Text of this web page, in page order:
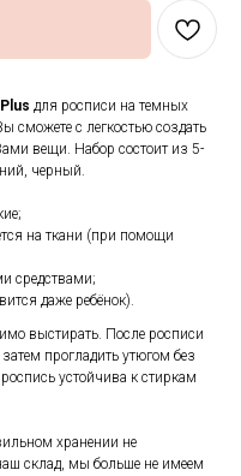
для росписи на темных
сможете с легкостью создать
вещи. Набор состоит из 5-
черный.
на ткани (при помощи
средствами;
даже ребёнок).
выстирать. После росписи
прогладить утюгом без
устойчива к стиркам
хранении не
склад, мы больше не имеем